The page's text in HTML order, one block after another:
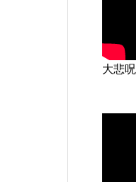
大悲呪